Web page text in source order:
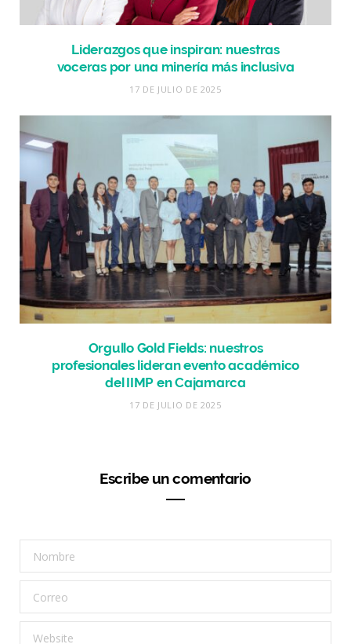
Liderazgos que inspiran: nuestras
voceras por una minería más inclusiva
17 DE JULIO DE 2025
Orgullo Gold Fields: nuestros
profesionales lideran evento académico
del IIMP en Cajamarca
17 DE JULIO DE 2025
Escribe un comentario